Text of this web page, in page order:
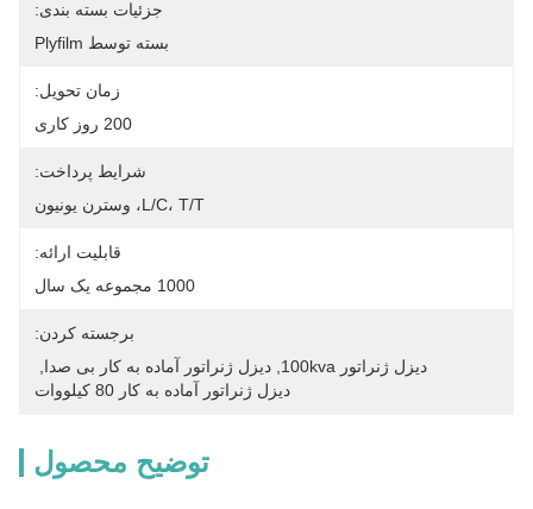
جزئیات بسته بندی:
بسته توسط Plyfilm
زمان تحویل:
200 روز کاری
شرایط پرداخت:
L/C، T/T، وسترن یونیون
قابلیت ارائه:
1000 مجموعه یک سال
برجسته کردن:
دیزل ژنراتور 100kva
دیزل ژنراتور آماده به کار بی صدا
دیزل ژنراتور آماده به کار 80 کیلووات
توضیح محصول